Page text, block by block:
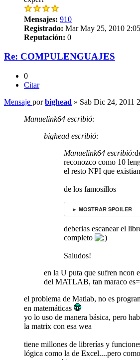
Mensajes: 910
Registrado: Mar May 25, 2010
Reputación: 0
Re: COMPULENGUAJES
0
Citar
Mensaje porbighead » Sab Dic 24, 2011
Manuelink64 escribió:
bighead escribió:
Manuelink64 escribió:
reconozco como 10
el resto NPI que existian
de los famosillos
► MOSTRAR SPOILER
deberias escanear el
completo
Saludos!
en la U puta que sufren ncon
del MATLAB, tan maraco
el problema de Matlab, no es
en matemáticas
yo lo uso de manera básica, pero
la matrix con esa wea
tiene millones de librerías y
lógica como la de Excel....pero